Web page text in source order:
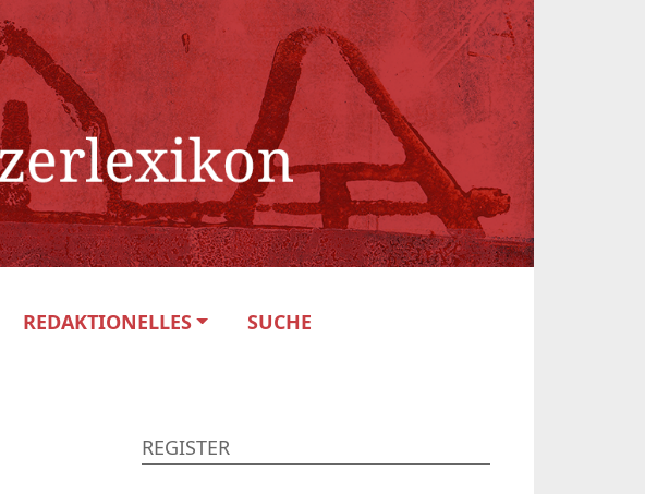
REDAKTIONELLES SUCHE
REGISTER